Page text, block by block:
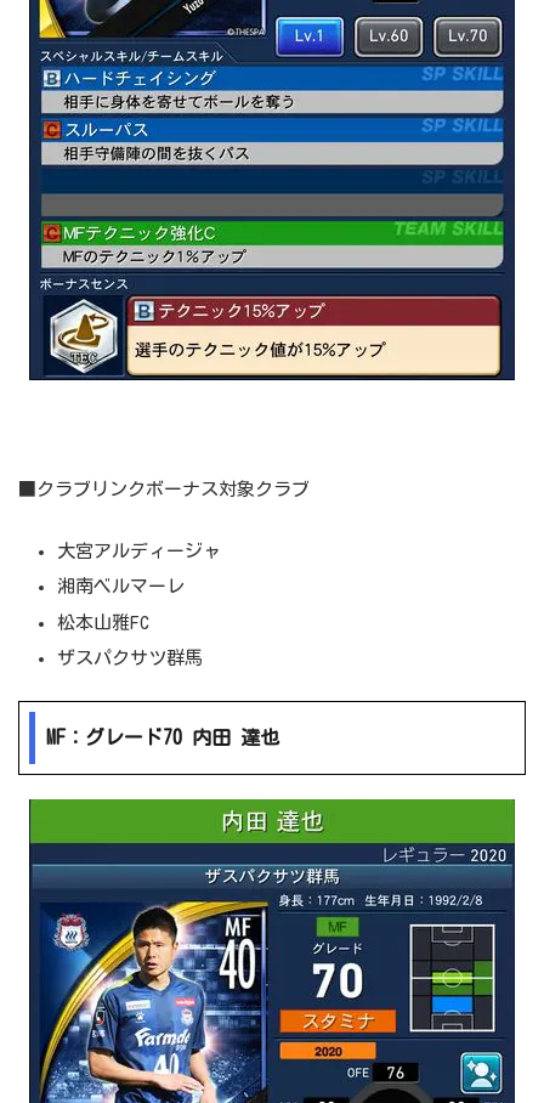
■クラブリンクボーナス対象クラブ
大宮アルディージャ
湘南ベルマーレ
松本山雅FC
ザスパクサツ群馬
MF：グレード70 内田 達也